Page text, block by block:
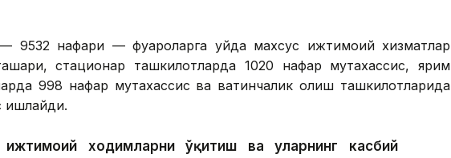
9532 нафари — фуқароларга уйда махсус ижтимоий хизматлар
стационар ташкилотларда 1020 нафар мутахассис, ярим
998 нафар мутахассис ва вақтинчалик қолиш ташкилотларида
ишлайди.
ходимларни ўқитиш ва уларнинг касбий